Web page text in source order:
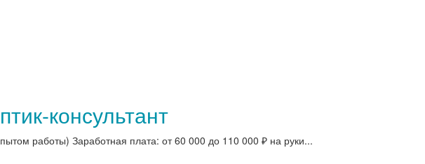
консультант
работы) Заработная плата: от 60 000 до 110 000 ₽ на руки...